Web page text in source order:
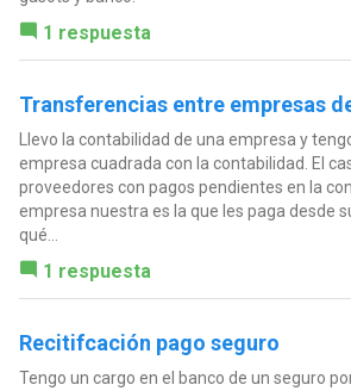
1 respuesta
Transferencias entre empresas
Llevo la contabilidad de una empresa y
empresa cuadrada con la contabilidad. El
proveedores con pagos pendientes en la
empresa nuestra es la que les paga desde
qué...
1 respuesta
Recitifcación pago seguro
Tengo un cargo en el banco de un seguro